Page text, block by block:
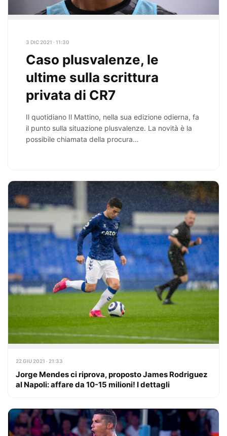
3 DIC 2021 · 11:30
Caso plusvalenze, le
ultime sulla scrittura
privata di CR7
Il quotidiano Il Mattino, nella sua edizione odierna, fa
il punto sulla situazione plusvalenze. La novità è la
possibile chiamata della procura…
22 GIU 2021 · 21:33
Jorge Mendes ci riprova, proposto James Rodriguez
al Napoli: affare da 10-15 milioni! I dettagli